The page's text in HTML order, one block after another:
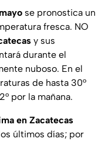
se pronostica un
fresca. NO
y sus
durante el
nuboso. En el
de hasta 30°
por la mañana.
en Zacatecas
últimos días; por